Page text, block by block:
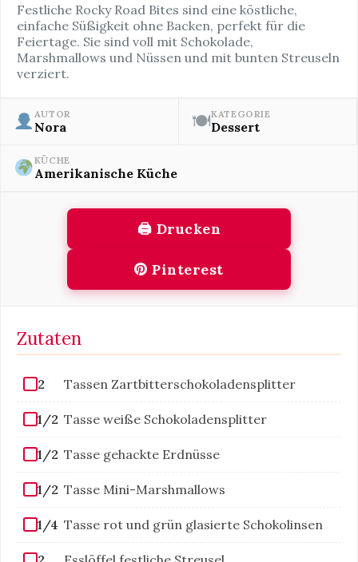
Festliche Rocky Road Bites sind eine köstliche,
einfache Süßigkeit ohne Backen, perfekt für die
Feiertage. Sie sind voll mit Schokolade,
Marshmallows und Nüssen und mit bunten Streuseln
verziert.
AUTOR
Nora 🍽KATEGORIE
Dessert
KÜCHE
Amerikanische Küche
🖨 Drucken
Pinterest
Zutaten
2 Tassen Zartbitterschokoladensplitter
1/2 Tasse weiße Schokoladensplitter
1/2 Tasse gehackte Erdnüsse
1/2 Tasse Mini-Marshmallows
1/4 Tasse rot und grün glasierte Schokolinsen